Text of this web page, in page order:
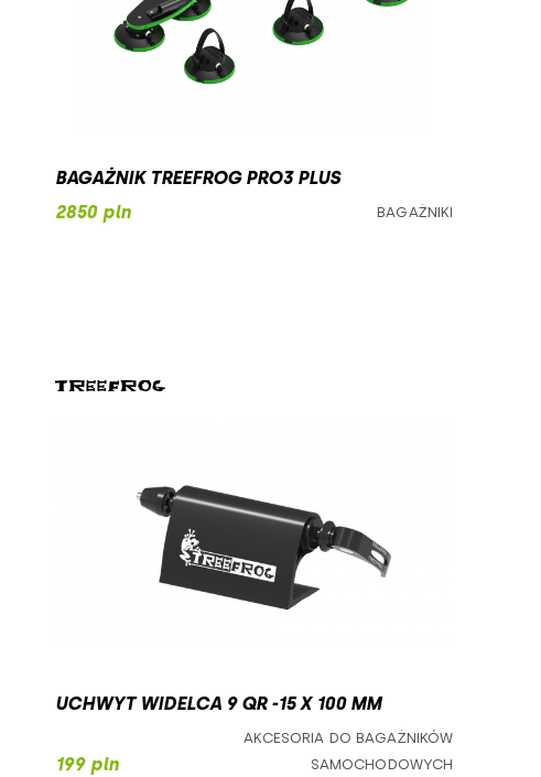
BAGAŻNIK TREEFROG PRO3 PLUS
2850 pln
BAGAŻNIKI
UCHWYT WIDELCA 9 QR -15 X 100 MM
199 pln
AKCESORIA DO BAGAŻNIKÓW
SAMOCHODOWYCH